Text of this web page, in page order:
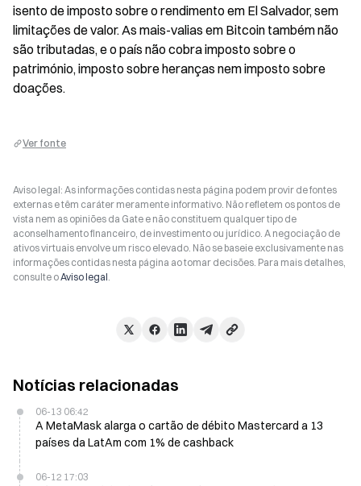
isento de imposto sobre o rendimento em El Salvador, sem
limitações de valor. As mais-valias em Bitcoin também não
são tributadas, e o país não cobra imposto sobre o
património, imposto sobre heranças nem imposto sobre
doações.
Ver fonte
Aviso legal: As informações contidas nesta página podem provir de fontes
externas e têm caráter meramente informativo. Não refletem os pontos de
vista nem as opiniões da Gate e não constituem qualquer tipo de
aconselhamento financeiro, de investimento ou jurídico. A negociação de
ativos virtuais envolve um risco elevado. Não se baseie exclusivamente nas
informações contidas nesta página ao tomar decisões. Para mais detalhes,
consulte oAviso legal.
Notícias relacionadas
06-13 06:42
A MetaMask alarga o cartão de débito Mastercard a 13
países da LatAm com 1% de cashback
06-12 17:03